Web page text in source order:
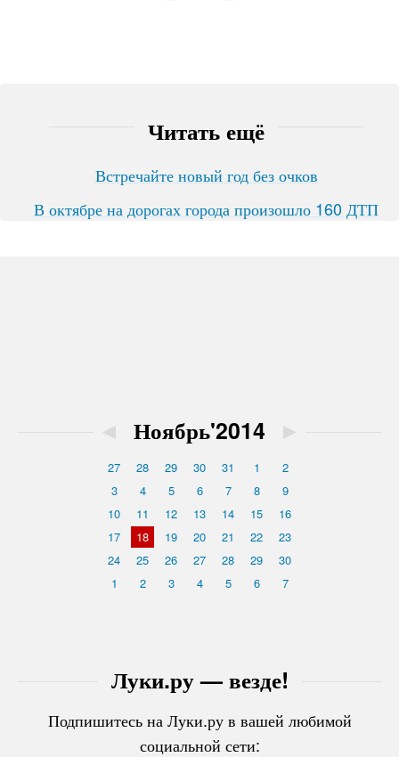
Читать ещё
Встречайте новый год без очков
В октябре на дорогах города произошло 160 ДТП
Луки.ру — везде!
Подпишитесь на Луки.ру в вашей любимой
социальной сети:
◄ Ноябрь'2014 ►
27 28 29 30 31 1
2
3
4 5 6 7 8
9
10
11 12 13 14 15
16
17
18 19 20 21 22
23
24
25 26 27 28 29
30
1
2 3 4 5 6 7